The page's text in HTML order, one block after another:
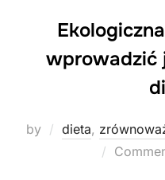
wprowadzić
by dieta,